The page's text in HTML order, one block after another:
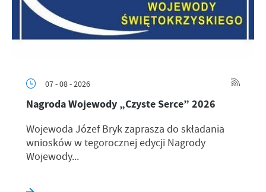
07 - 08 - 2026
Nagroda Wojewody „Czyste Serce” 2026
Wojewoda Józef Bryk zaprasza do składania
wniosków w tegorocznej edycji Nagrody
Wojewody...